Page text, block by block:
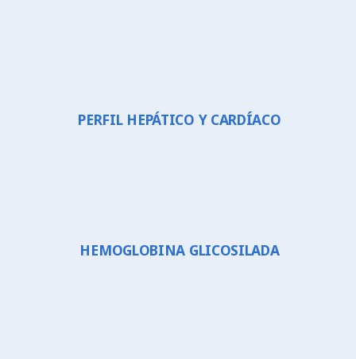
PERFIL HEPÁTICO Y CARDÍACO
HEMOGLOBINA GLICOSILADA